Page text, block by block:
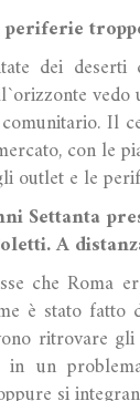
dei
vedo
Il
con le
outlet e le
Settanta
A
che Roma
è stato fatto
ritrovare gli
in un